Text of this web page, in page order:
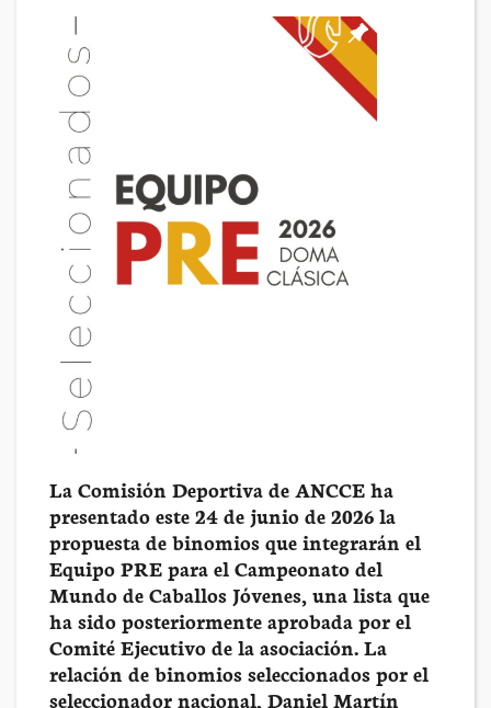
La Comisión Deportiva de ANCCE ha
presentado este 24 de junio de 2026 la
propuesta de binomios que integrarán el
Equipo PRE para el Campeonato del
Mundo de Caballos Jóvenes, una lista que
ha sido posteriormente aprobada por el
Comité Ejecutivo de la asociación. La
relación de binomios seleccionados por el
seleccionador nacional, Daniel Martín